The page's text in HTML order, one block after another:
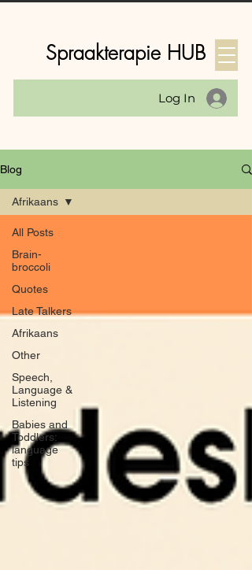
Spraakterapie HUB
Log In
Blog
All Posts
Brain-
broccoli
Quotes
Late Talkers
Afrikaans
Other
Speech,
Language &
Listening
Babies and
Toddlers:
language
tips
Afrikaans